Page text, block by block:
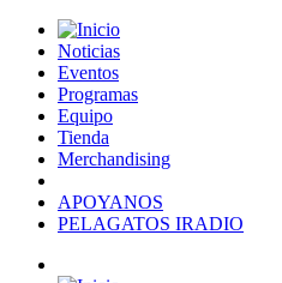
Noticias
Eventos
Programas
Equipo
Tienda
Merchandising
APOYANOS
PELAGATOS IRADIO